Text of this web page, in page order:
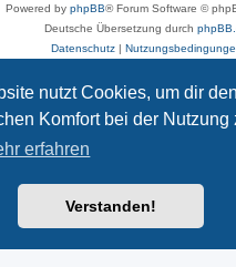
nutzt Cookies, um dir den
Komfort bei der Nutzung
erfahren
Verstanden!
Powered by phpBB® Forum Software ©
Deutsche Übersetzung durch
Datenschutz|